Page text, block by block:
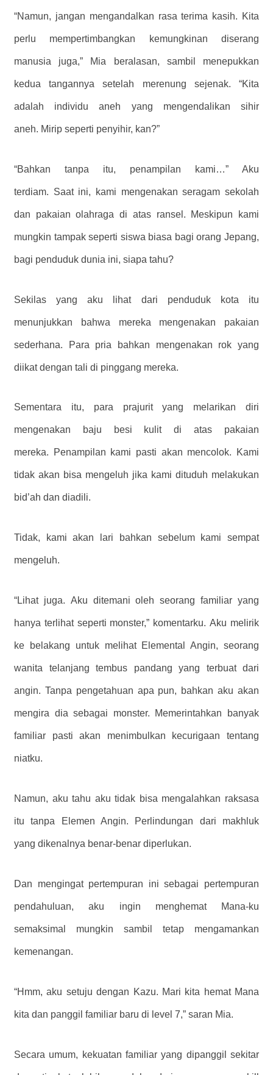
“Namun, jangan mengandalkan rasa terima kasih. Kita
perlu mempertimbangkan kemungkinan diserang
manusia juga,” Mia beralasan, sambil menepukkan
kedua tangannya setelah merenung sejenak. “Kita
adalah individu aneh yang mengendalikan sihir
aneh. Mirip seperti penyihir, kan?”
“Bahkan tanpa itu, penampilan kami…” Aku
terdiam. Saat ini, kami mengenakan seragam sekolah
dan pakaian olahraga di atas ransel. Meskipun kami
mungkin tampak seperti siswa biasa bagi orang Jepang,
bagi penduduk dunia ini, siapa tahu?
Sekilas yang aku lihat dari penduduk kota itu
menunjukkan bahwa mereka mengenakan pakaian
sederhana. Para pria bahkan mengenakan rok yang
diikat dengan tali di pinggang mereka.
Sementara itu, para prajurit yang melarikan diri
mengenakan baju besi kulit di atas pakaian
mereka. Penampilan kami pasti akan mencolok. Kami
tidak akan bisa mengeluh jika kami dituduh melakukan
bid’ah dan diadili.
Tidak, kami akan lari bahkan sebelum kami sempat
mengeluh.
“Lihat juga. Aku ditemani oleh seorang familiar yang
hanya terlihat seperti monster,” komentarku. Aku melirik
ke belakang untuk melihat Elemental Angin, seorang
wanita telanjang tembus pandang yang terbuat dari
angin. Tanpa pengetahuan apa pun, bahkan aku akan
mengira dia sebagai monster. Memerintahkan banyak
familiar pasti akan menimbulkan kecurigaan tentang
niatku.
Namun, aku tahu aku tidak bisa mengalahkan raksasa
itu tanpa Elemen Angin. Perlindungan dari makhluk
yang dikenalnya benar-benar diperlukan.
Dan mengingat pertempuran ini sebagai pertempuran
pendahuluan, aku ingin menghemat Mana-ku
semaksimal mungkin sambil tetap mengamankan
kemenangan.
“Hmm, aku setuju dengan Kazu. Mari kita hemat Mana
kita dan panggil familiar baru di level 7,” saran Mia.
Secara umum, kekuatan familiar yang dipanggil sekitar